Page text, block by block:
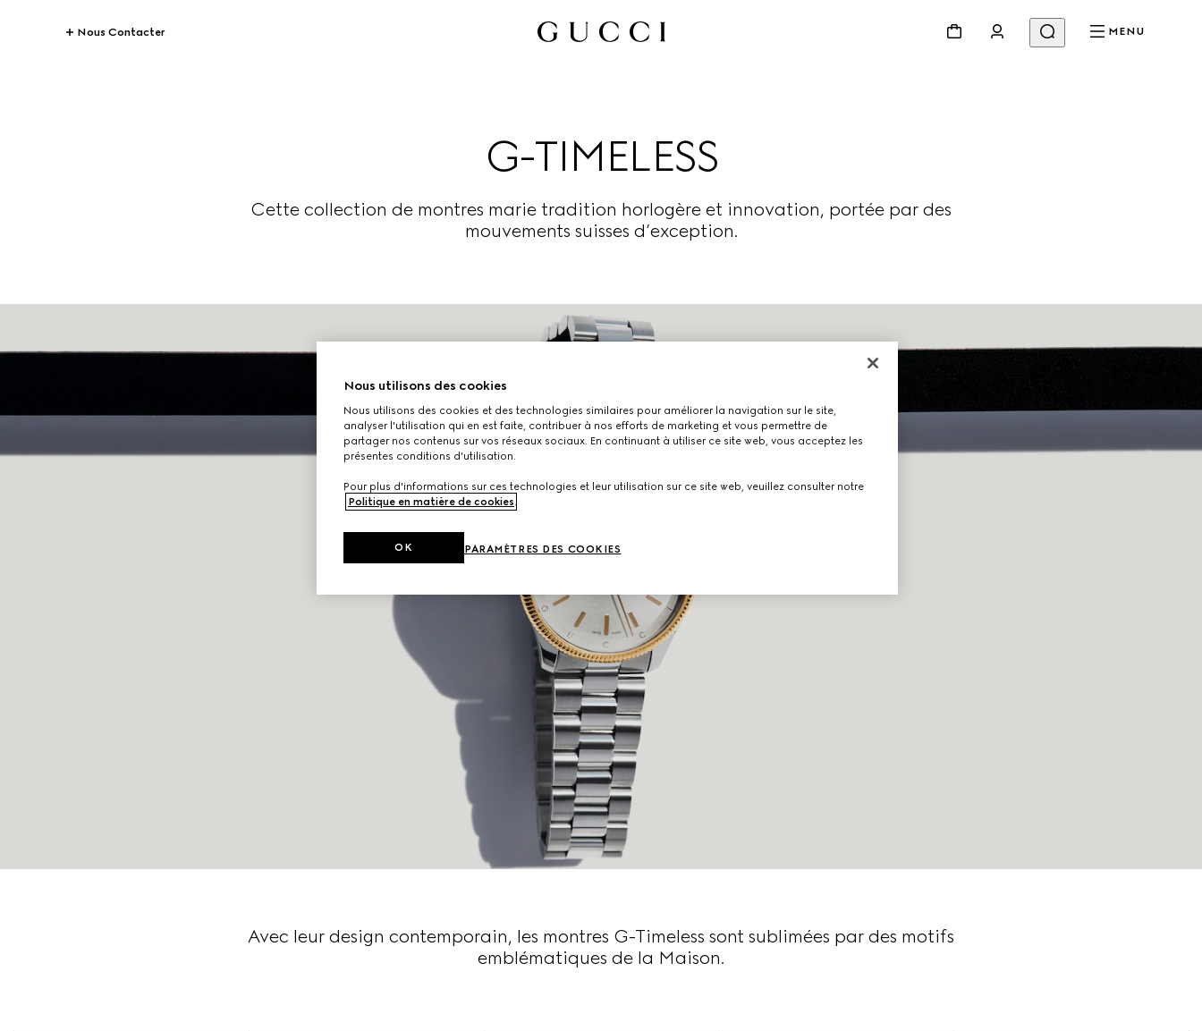
Nous Contacter MENU
G-TIMELESS
Cette collection de montres marie tradition horlogère et innovation, portée par des
mouvements suisses d’exception.
Avec leur design contemporain, les montres G-Timeless sont sublimées par des motifs
emblématiques de la Maison.
Nous utilisons des cookies
Nous utilisons des cookies et des technologies similaires pour améliorer la navigation sur le site,
analyser l'utilisation qui en est faite, contribuer à nos efforts de marketing et vous permettre de
partager nos contenus sur vos réseaux sociaux. En continuant à utiliser ce site web, vous acceptez les
présentes conditions d'utilisation.
Pour plus d'informations sur ces technologies et leur utilisation sur ce site web, veuillez consulter notre
Politique en matière de cookies.
PARAMÈTRES DES COOKIES
OK